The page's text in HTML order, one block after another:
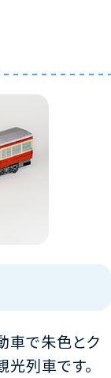
車で朱色とク
列車です。